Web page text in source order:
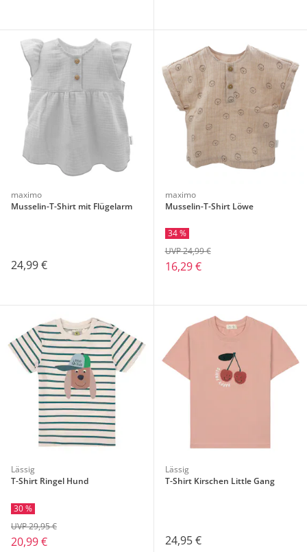
maximo
Musselin-T-Shirt mit Flügelarm
24,99 €
maximo
Musselin-T-Shirt Löwe
34 %
16,29 €
UVP 24,99 €
Lässig
T-Shirt Ringel Hund
30 %
20,99 €
UVP 29,95 €
Lässig
T-Shirt Kirschen Little Gang
24,95 €